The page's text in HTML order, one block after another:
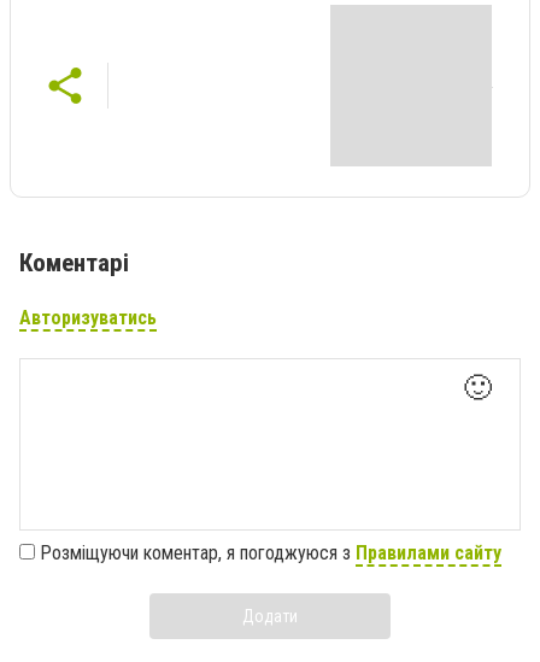
Коментарі
Авторизуватись
🙂
Розміщуючи коментар, я погоджуюся з Правилами сайту
Додати